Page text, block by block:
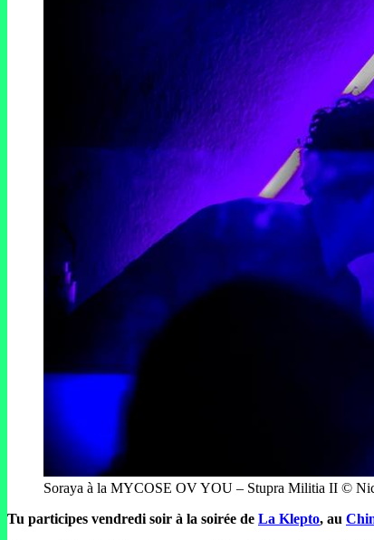
Soraya à la MYCOSE OV YOU – Stupra Militia II ©
Tu participes vendredi soir à la soirée de La Klepto, au